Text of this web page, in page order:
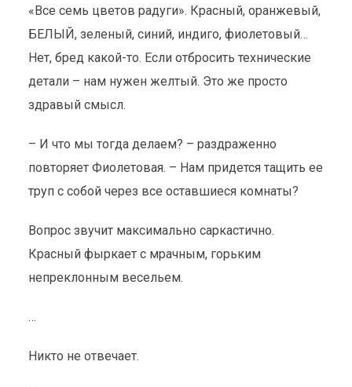
«Все семь цветов радуги». Красный, оранжевый,
БЕЛЫЙ, зеленый, синий, индиго, фиолетовый…
Нет, бред какой-то. Если отбросить технические
детали – нам нужен желтый. Это же просто
здравый смысл.
– И что мы тогда делаем? – раздраженно
повторяет Фиолетовая. – Нам придется тащить ее
труп с собой через все оставшиеся комнаты?
Вопрос звучит максимально саркастично.
Красный фыркает с мрачным, горьким
непреклонным весельем.
…
Никто не отвечает.